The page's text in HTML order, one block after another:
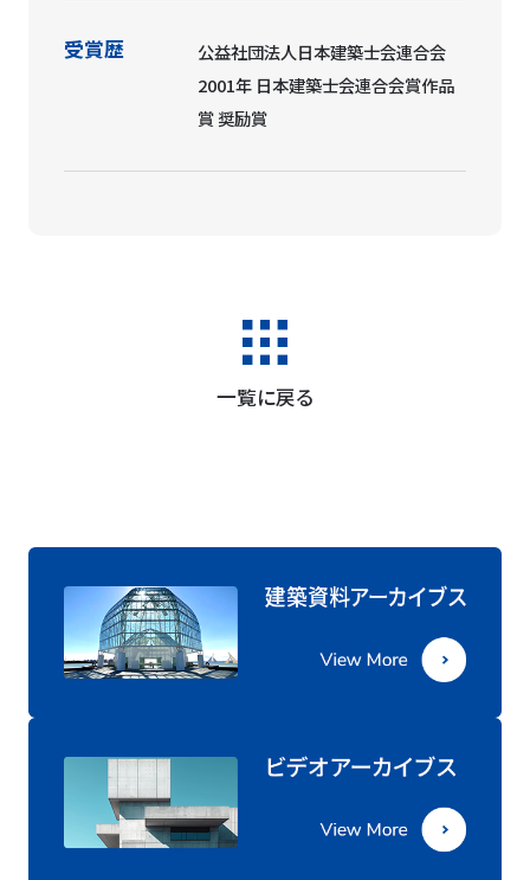
受賞歴
公益社団法人日本建築士会連合会
2001年 日本建築士会連合会賞作品
賞 奨励賞
一覧に戻る